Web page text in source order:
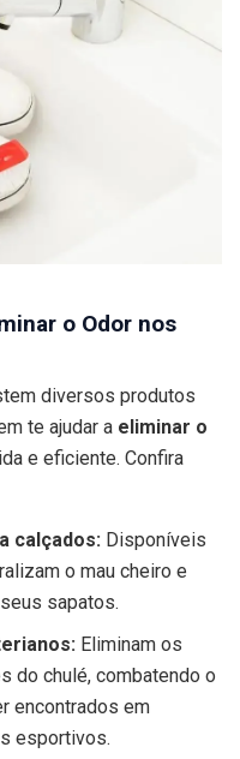
o Odor nos
diversos produtos
te ajudar a eliminar o
e eficiente. Confira
calçados:Disponíveis
o mau cheiro e
sapatos.
Eliminam os
do chulé, combatendo o
encontrados em
esportivos.